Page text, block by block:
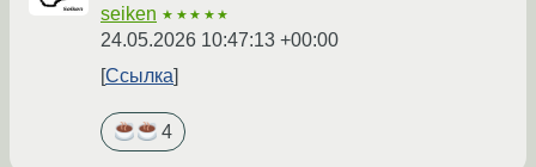
seiken ★★★★★
24.05.2026 10:47:13 +00:00
Ссылка
4